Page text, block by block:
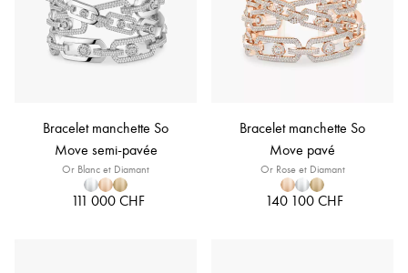
Bracelet manchette So
Move semi-pavée
Or Blanc et Diamant
111 000 CHF
Bracelet manchette So
Move pavé
Or Rose et Diamant
140 100 CHF